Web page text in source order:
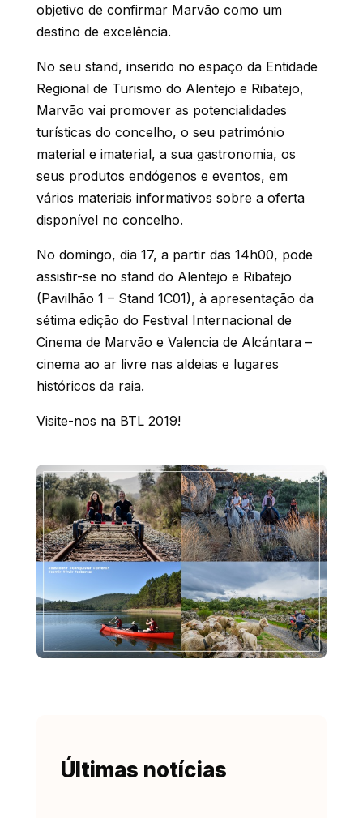
objetivo de confirmar Marvão como um
destino de excelência.
No seu stand, inserido no espaço da Entidade
Regional de Turismo do Alentejo e Ribatejo,
Marvão vai promover as potencialidades
turísticas do concelho, o seu património
material e imaterial, a sua gastronomia, os
seus produtos endógenos e eventos, em
vários materiais informativos sobre a oferta
disponível no concelho.
No domingo, dia 17, a partir das 14h00, pode
assistir-se no stand do Alentejo e Ribatejo
(Pavilhão 1 – Stand 1C01), à apresentação da
sétima edição do Festival Internacional de
Cinema de Marvão e Valencia de Alcántara –
cinema ao ar livre nas aldeias e lugares
históricos da raia.
Visite-nos na BTL 2019!
Últimas notícias